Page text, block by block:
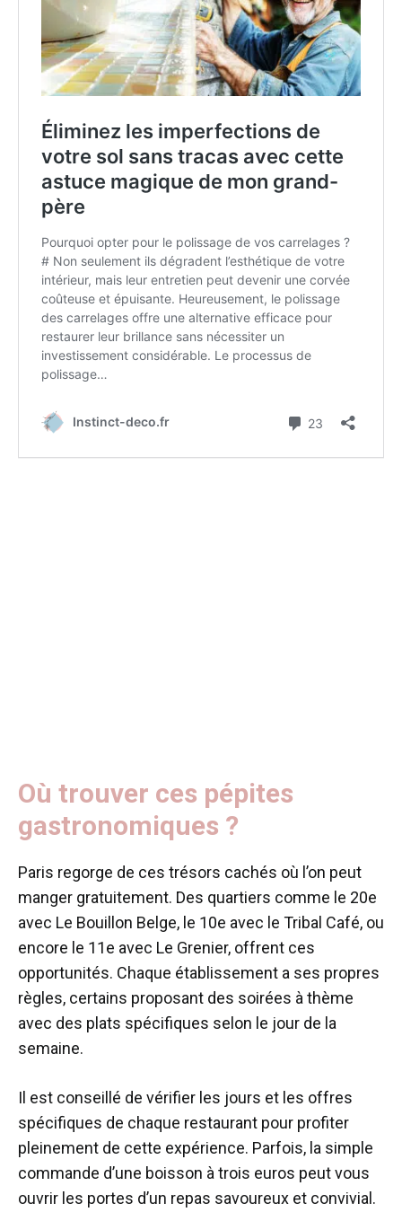
Où trouver ces pépites
gastronomiques ?
Paris regorge de ces trésors cachés où l’on peut
manger gratuitement. Des quartiers comme le 20e
avec Le Bouillon Belge, le 10e avec le Tribal Café, ou
encore le 11e avec Le Grenier, offrent ces
opportunités. Chaque établissement a ses propres
règles, certains proposant des soirées à thème
avec des plats spécifiques selon le jour de la
semaine.
Il est conseillé de vérifier les jours et les offres
spécifiques de chaque restaurant pour profiter
pleinement de cette expérience. Parfois, la simple
commande d’une boisson à trois euros peut vous
ouvrir les portes d’un repas savoureux et convivial.